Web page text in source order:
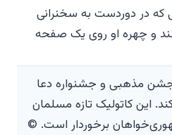
مذهبی و جشنواره دعا
این کاتولیک تازه مسلمان
برخوردار است. ©